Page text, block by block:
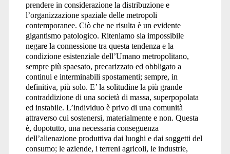
prendere in considerazione la distribuzione e
l’organizzazione spaziale delle metropoli
contemporanee. Ciò che ne risulta è un evidente
gigantismo patologico. Riteniamo sia impossibile
negare la connessione tra questa tendenza e la
condizione esistenziale dell’Umano metropolitano,
sempre più spaesato, precarizzato ed obbligato a
continui e interminabili spostamenti; sempre, in
definitiva, più solo. E’ la solitudine la più grande
contraddizione di una società di massa, superpopolata
ed instabile. L’individuo è privo di una comunità
attraverso cui sostenersi, materialmente e non. Questa
è, dopotutto, una necessaria conseguenza
dell’alienazione produttiva dai luoghi e dai soggetti del
consumo; le aziende, i terreni agricoli, le industrie,